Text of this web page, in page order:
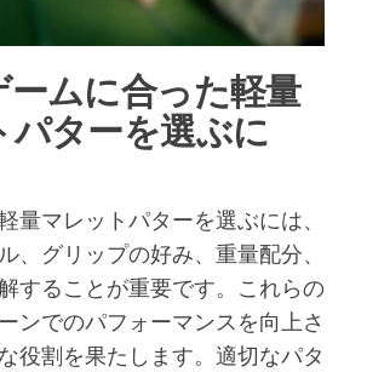
ームに合った軽量
パターを選ぶに
量マレットパターを選ぶには、
、グリップの好み、重量配分、
することが重要です。これらの
ンでのパフォーマンスを向上さ
役割を果たします。適切なパタ